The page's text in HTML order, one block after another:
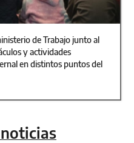
de Trabajo junto al
y actividades
en distintos puntos del